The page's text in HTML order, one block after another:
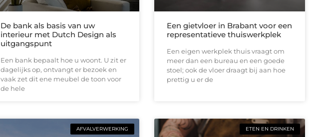
De bank als basis van uw
interieur met Dutch Design als
uitgangspunt
Een bank bepaalt hoe u woont. U zit er
dagelijks op, ontvangt er bezoek en
vaak zet dit ene meubel de toon voor
de hele
Een gietvloer in Brabant voor een
representatieve thuiswerkplek
Een eigen werkplek thuis vraagt om
meer dan een bureau en een goede
stoel; ook de vloer draagt bij aan hoe
prettig u er de
AFVALVERWERKING ETEN EN DRINKEN